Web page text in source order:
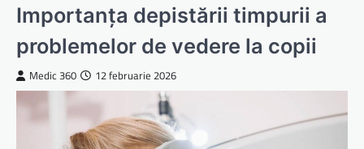
Importanța depistării timpurii a
problemelor de vedere la copii
Medic 360 12 februarie 2026